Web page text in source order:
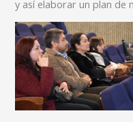
y así elaborar un plan de